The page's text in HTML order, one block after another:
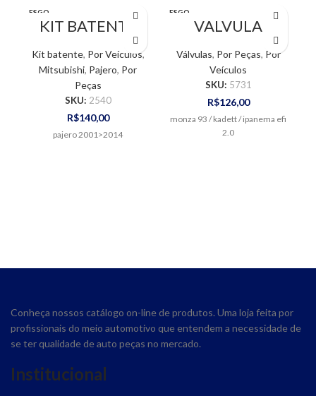
ESGO
TADOKIT BATENTE
AMORTECEDOR
PAJERO
2001>2014
Kit batente, Por Veículos,
Mitsubishi, Pajero, Por
Peças
SKU: 2540
R$140,00
pajero 2001>2014
ESGO
VALVULA
TERMOSTATICA
– MONZA /
KADETT /
IPANEMA
Válvulas, Por Peças, Por
Veículos
SKU: 5731
R$126,00
monza 93 / kadett / ipanema efi
2.0
Conheça nossos catálogo on-line de produtos. Uma loja feita por
profissionais do meio automotivo que entendem a necessidade de
se ter qualidade de auto peças no mercado.
Institucional